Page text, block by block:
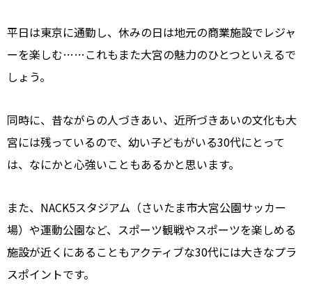
平日は東京に通勤し、休みの日は地元の商業施設でレジャ
ーを楽しむ……これもまた大宮の魅力のひとつといえるで
しょう。
同時に、昔ながらの人づきあい、近所づきあいの文化も大
宮には残っているので、幼い子どもがいる30代にとって
は、なにかと心強いこともあるかと思います。
また、NACK5スタジアム（さいたま市大宮公園サッカー
場）や運動公園など、スポーツ観戦やスポーツを楽しめる
施設が近くにあることもアクティブな30代には大きなプラ
スポイントです。